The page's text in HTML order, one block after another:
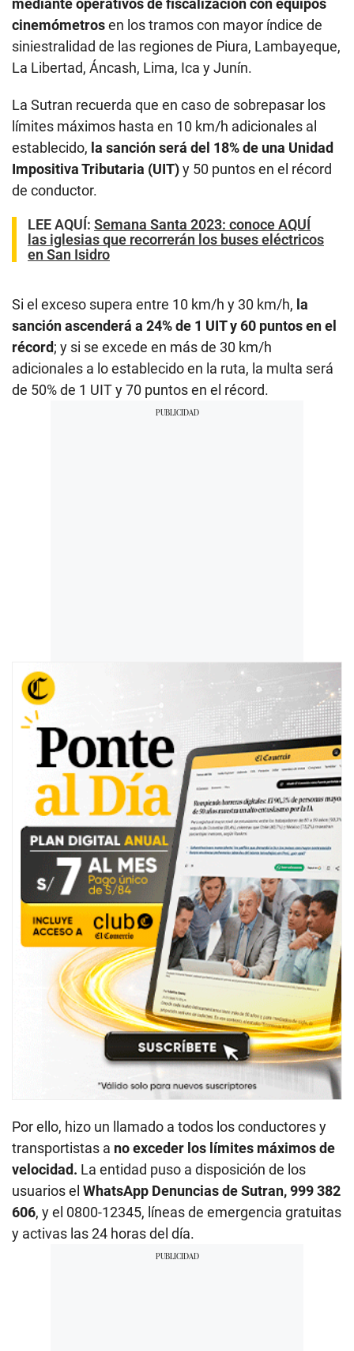
cinemómetrosen los tramos con mayor índice de
siniestralidad de las regiones de Piura, Lambayeque,
La Libertad, Áncash, Lima, Ica y Junín.
La Sutran recuerda que en caso de sobrepasar los
límites máximos hasta en 10 km/h adicionales al
establecido, la sanción será del 18% de una Unidad
Impositiva Tributaria (UIT)y 50 puntos en el récord
de conductor.
LEE AQUÍ: Semana Santa 2023: conoce AQUÍ
las iglesias que recorrerán los buses eléctricos
en San Isidro
Si el exceso supera entre 10 km/h y 30 km/h, la
sanción ascenderá a 24% de 1 UIT y 60 puntos en el
récord; y si se excede en más de 30 km/h
adicionales a lo establecido en la ruta, la multa será
de 50% de 1 UIT y 70 puntos en el récord.
Por ello, hizo un llamado a todos los conductores y
transportistas a no exceder los límites máximos de
velocidad. La entidad puso a disposición de los
usuarios el WhatsApp Denuncias de Sutran, 999 382
606, y el 0800-12345, líneas de emergencia gratuitas
y activas las 24 horas del día.